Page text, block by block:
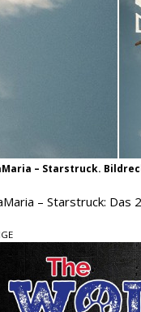
– Starstruck.
– Starstruck: Das